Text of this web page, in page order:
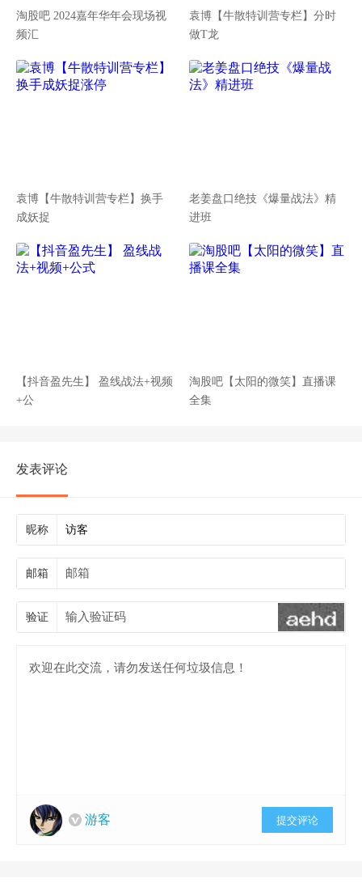
淘股吧 2024嘉年华年会现场视
频汇
袁博【牛散特训营专栏】分时
做T龙
袁博【牛散特训营专栏】换手
成妖捉
老姜盘口绝技《爆量战法》精
进班
【抖音盈先生】 盈线战法+视频
+公
淘股吧【太阳的微笑】直播课
全集
发表评论
昵称
邮箱
验证
游客 提交评论